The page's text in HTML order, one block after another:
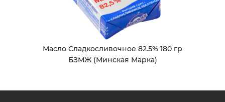
Масло Сладкосливочное 82.5% 180 гр
БЗМЖ (Минская Марка)